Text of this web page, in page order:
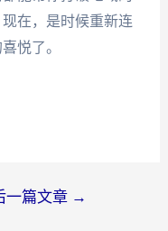
在，是时候重新连
悦了。
一篇文章 →